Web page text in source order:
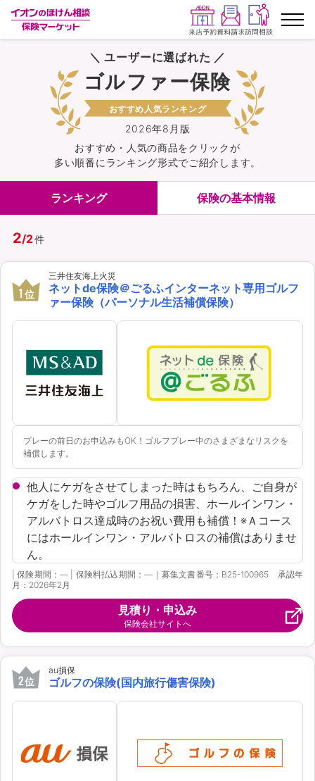
ランキングから探す
保険を比較する
保険会社から探す
イオンカード会員さま専用保険
キャンペーン一覧
イオングループ従業員さま向け
資料請求 訪問相談
（無料）
イオンカード会員さま専用保険
＼ ユーザーに選ばれた ／
2026年8月版
ゴルファー保険
おすすめ人気ランキング
おすすめ・人気の商品をクリックが
多い順番にランキング形式でご紹介します。
ランキング 保険の基本情報
2/2件
1 位
三井住友海上火災
ネットde保険＠ごるふインターネット専用ゴルフ
ァー保険（パーソナル生活補償保険）
プレーの前日のお申込みもOK！ゴルフプレー中のさまざまなリスクを
補償します。
他人にケガをさせてしまった時はもちろん、ご自身が
ケガをした時やゴルフ用品の損害、ホールインワン・
アルバトロス達成時のお祝い費用も補償！※Ａコース
にはホールインワン・アルバトロスの補償はありませ
ん。
| 保険期間：― | 保険料払込期間：―｜募集文書番号：B25-100965 承認年
月：2026年2月
見積り・申込み
保険会社サイトへ
2位
au損保
ゴルフの保険(国内旅行傷害保険)